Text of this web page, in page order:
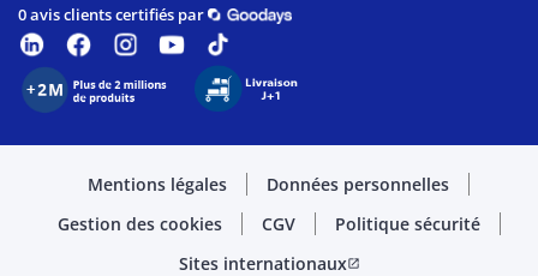
0 avis clients certifiés par
Mentions légales
Données personnelles
Gestion des cookies
CGV
Politique sécurité
Sites internationauxopen_in_new